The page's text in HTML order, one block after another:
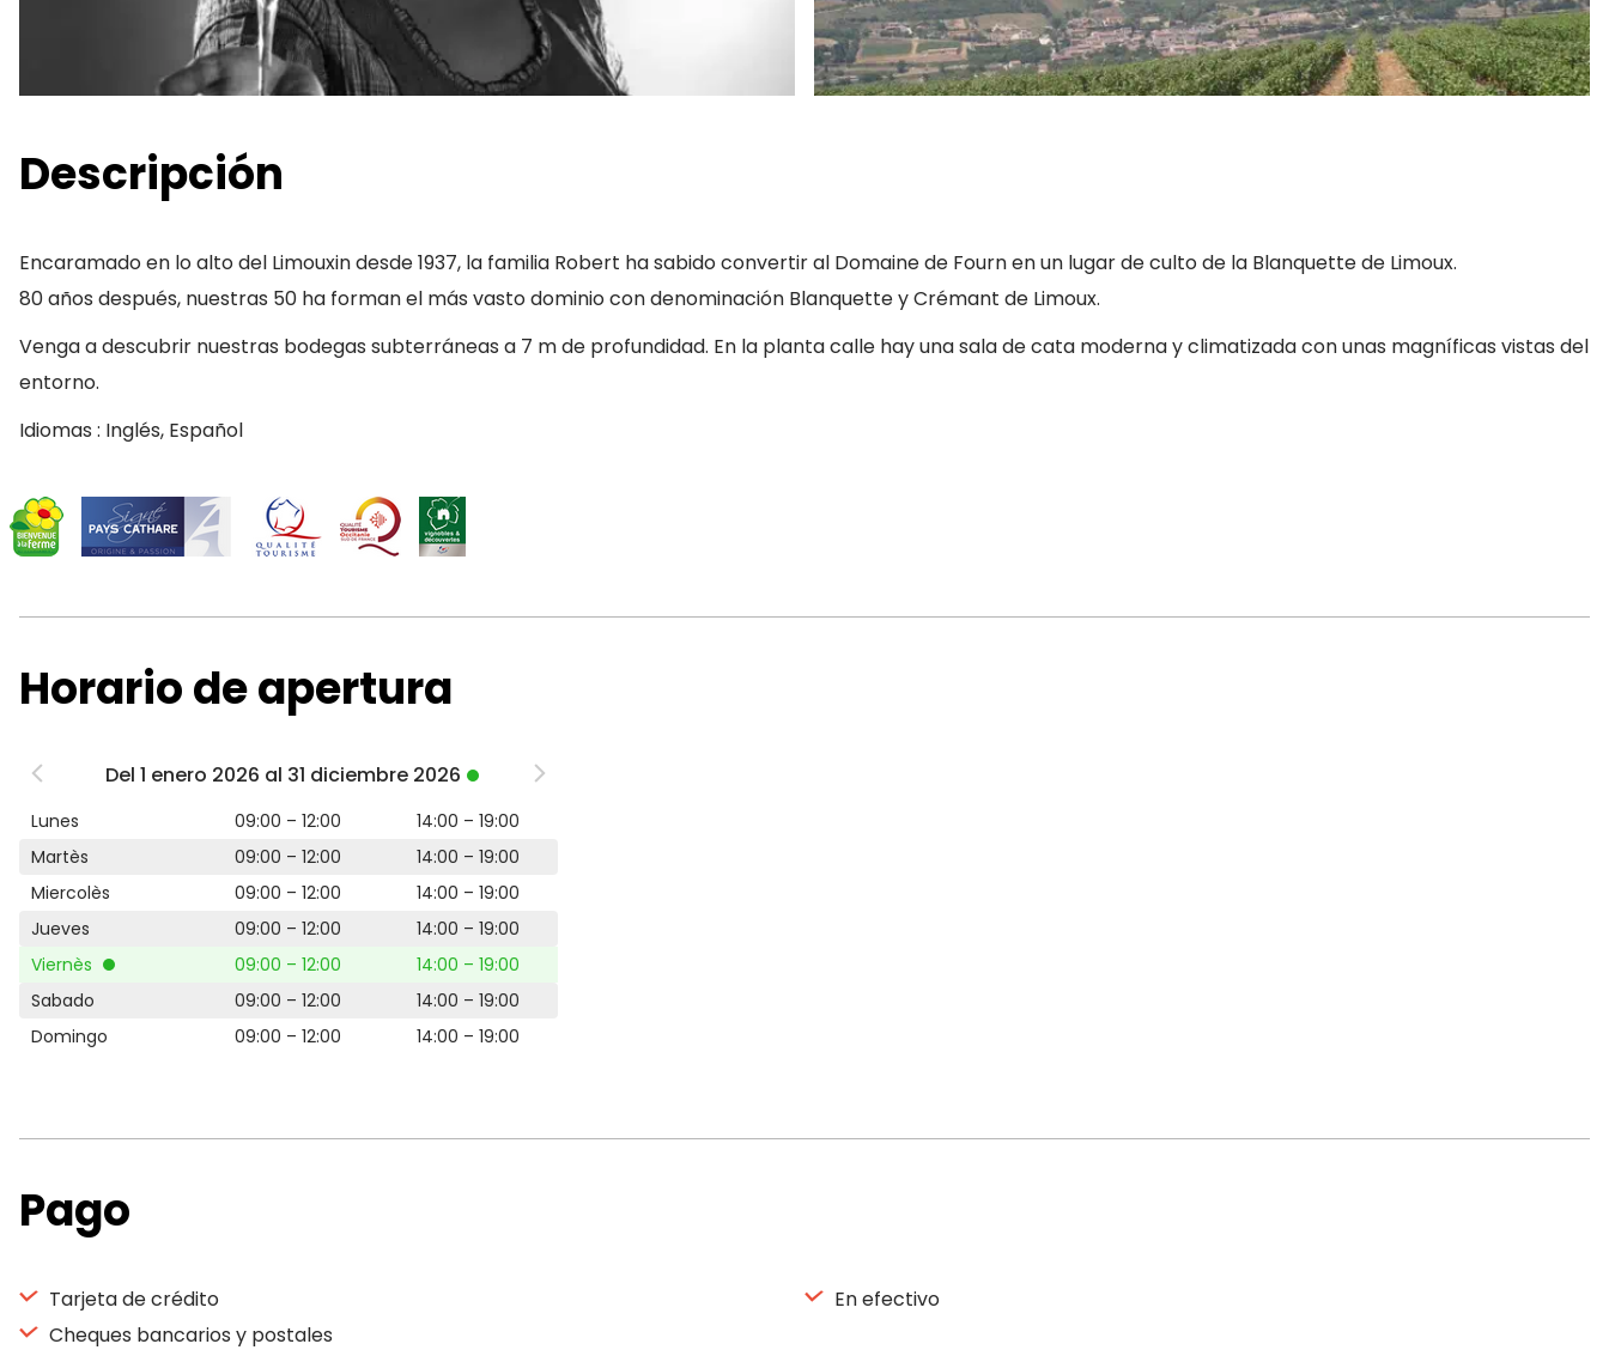
Descripción
Encaramado en lo alto del Limouxin desde 1937, la familia Robert ha sabido convertir al Domaine de Fourn en un lugar de culto de la Blanquette de Limoux.
80 años después, nuestras 50 ha forman el más vasto dominio con denominación Blanquette y Crémant de Limoux.
Venga a descubrir nuestras bodegas subterráneas a 7 m de profundidad. En la planta calle hay una sala de cata moderna y climatizada con unas magníficas vistas del
entorno.
Idiomas : Inglés, Español
Horario de apertura
Del 1 enero 2026 al 31 diciembre 2026
Lunes 09:00 – 12:00
14:00 – 19:00
Martès
09:00 – 12:00
14:00 – 19:00
Miercolès
09:00 – 12:00
14:00 – 19:00
Jueves
09:00 – 12:00
14:00 – 19:00
Viernès
09:00 – 12:00
14:00 – 19:00
Sabado
09:00 – 12:00
14:00 – 19:00
Domingo
09:00 – 12:00 14:00 – 19:00
Pago
Tarjeta de crédito
Cheques bancarios y postales
En efectivo